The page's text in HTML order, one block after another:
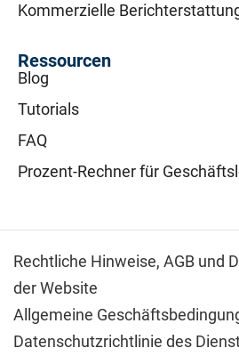
Kommerzielle
Ressourcen
Blog
Tutorials
FAQ
Prozent-Rechner für
Rechtliche Hinweise, AGB und
der Website
Allgemeine
Datenschutzrichtlinie des